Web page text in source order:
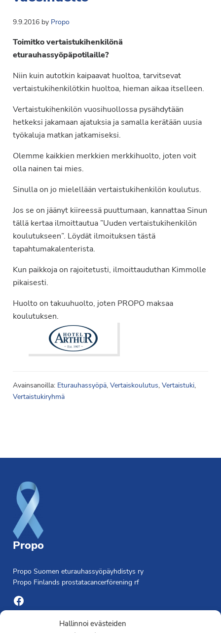
Hallinnoi evästeiden
9.9.2016by Propo
Toimitko vertaistukihenkilönä
eturauhassyöpäpotilaille?
Niin kuin autotkin kaipaavat huoltoa, tarvitsevat
vertaistukihenkilötkin huoltoa, hieman aikaa itselleen.
Vertaistukihenkilön vuosihuollossa pysähdytään
hetkeksi jakamaan ajatuksia ja samalla kerätään uusia
työkaluja matkan jatkamiseksi.
Olemme kaikkien merkkien merkkihuolto, joten voit
olla nainen tai mies.
Sinulla on jo mielellään vertaistukihenkilön koulutus.
Jos se on jäänyt kiireessä puuttumaan, kannattaa Sinun
tällä kertaa ilmoittautua ”Uuden vertaistukihenkilön
koulutukseen”. Löydät ilmoituksen tästä
tapahtumakalenterista.
Kun paikkoja on rajoitetusti, ilmoittauduthan Kimmolle
pikaisesti.
Huolto on takuuhuolto, joten PROPO maksaa
koulutuksen.
Avainsanoilla: Eturauhassyöpä, Vertaiskoulutus, Vertaistuki,
Vertaistukiryhmä
Propo
Propo Suomen eturauhassyöpäyhdistys ry
Propo Finlands prostatacancerförening rf
Facebook
Yhdistyksen toimisto